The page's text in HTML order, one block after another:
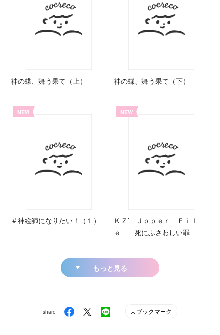
神の蝶、舞う果て（上） 神の蝶、舞う果て（下）
NEW
＃神絵師になりたい！（１）
NEW
ＫＺ’ Ｕｐｐｅｒ Ｆｉｌ
ｅ 死にふさわしい罪
もっと見る
share ブックマーク